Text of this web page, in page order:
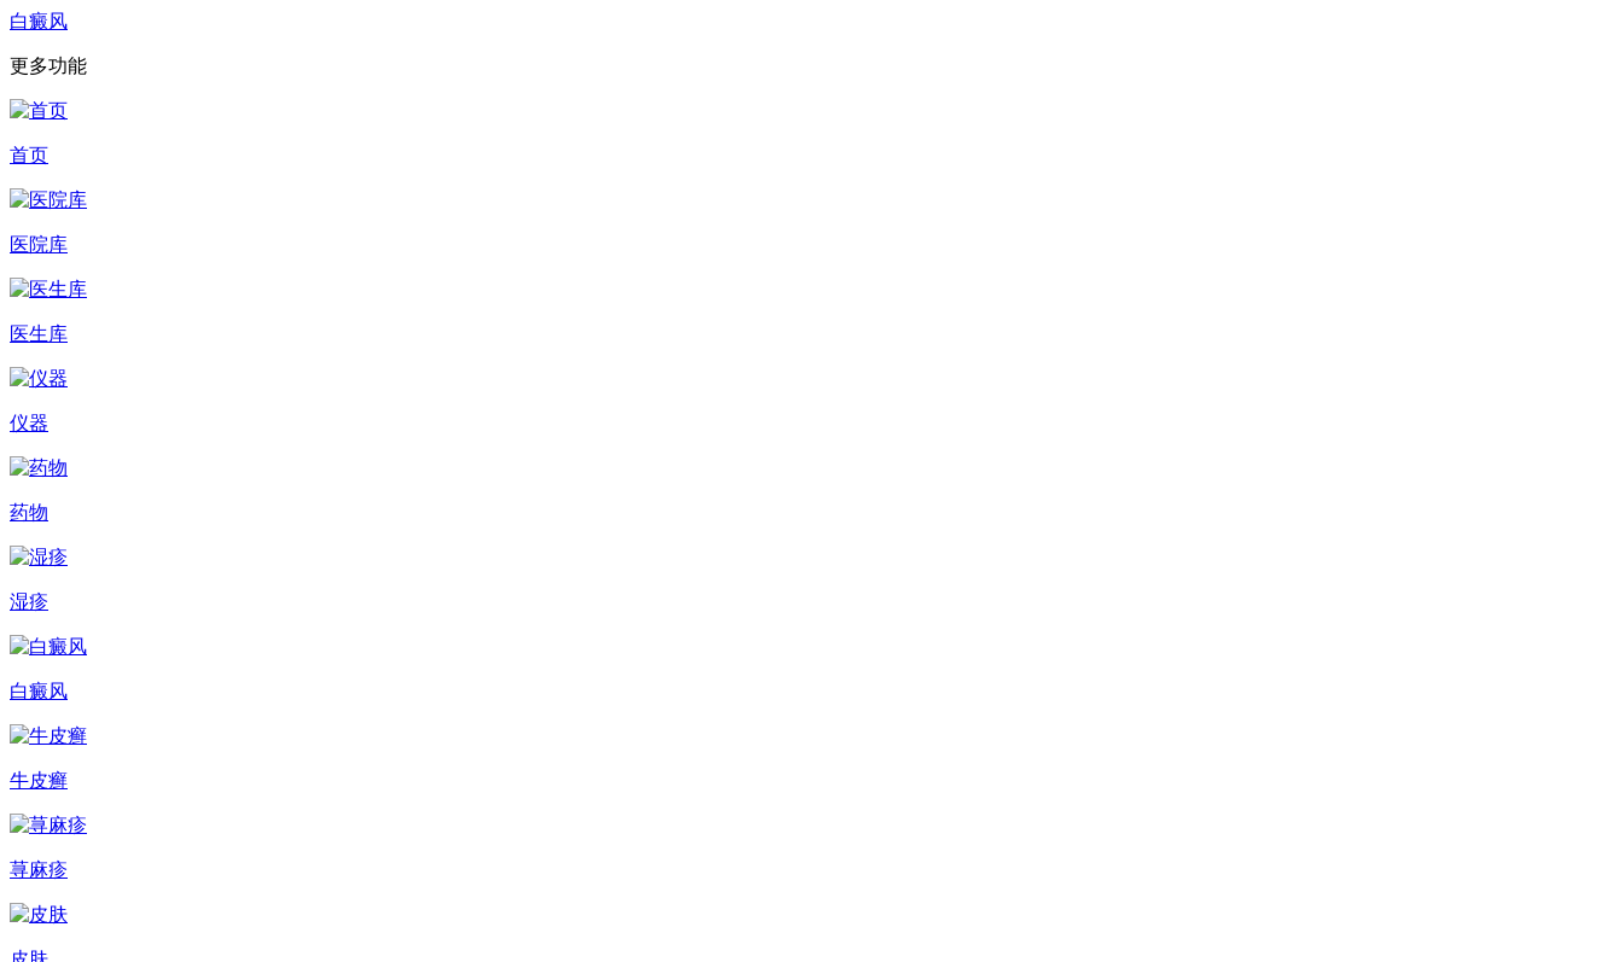
白癜风
更多功能
首页
医院库
医生库
仪器
药物
湿疹
白癜风
牛皮癣
荨麻疹